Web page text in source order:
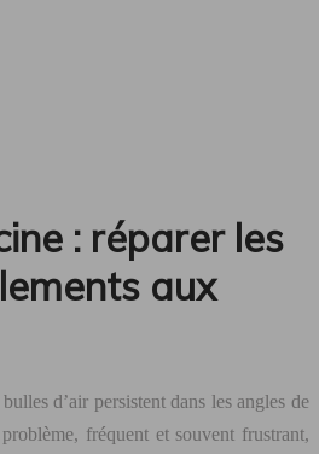
: réparer les
aux
d’air persistent dans les angles de
fréquent et souvent frustrant,